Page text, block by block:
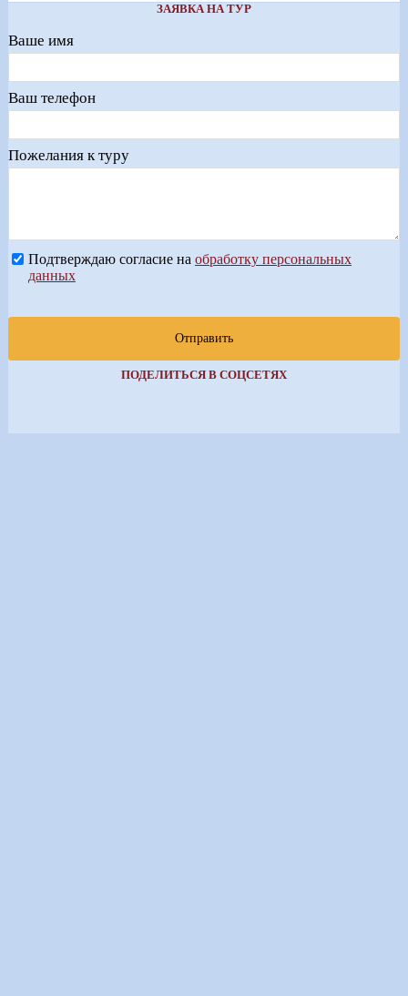
ЗАЯВКА НА ТУР
Ваше имя
Ваш телефон
Пожелания к туру
Подтверждаю согласие на обработку персональных
данных
Отправить
ПОДЕЛИТЬСЯ В СОЦСЕТЯХ